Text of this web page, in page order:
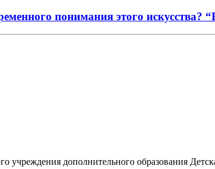
понимания этого искусства?
дополнительного образования